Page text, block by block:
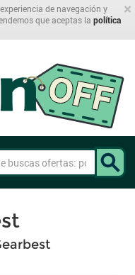
×
de navegación y
que aceptas la política